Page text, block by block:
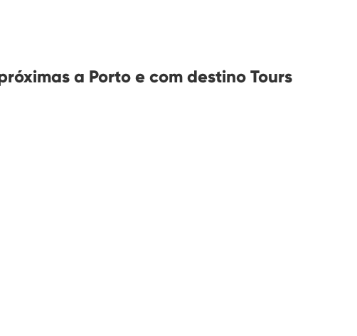
a Porto e com destino Tours